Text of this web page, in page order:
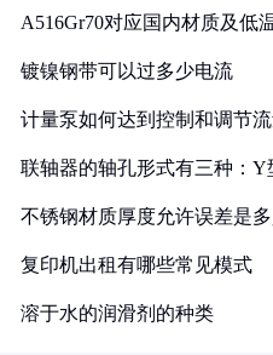
A516Gr70对应国内材质及低
镀镍钢带可以过多少电流
计量泵如何达到控制和调节
联轴器的轴孔形式有三种：Y
不锈钢材质厚度允许误差是
复印机出租有哪些常见模式
溶于水的润滑剂的种类